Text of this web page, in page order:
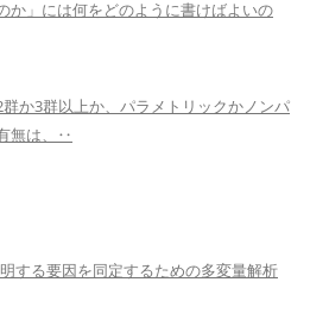
か」には何をどのように書けばよいの
か3群以上か、パラメトリックかノンパ
無は、‥
する要因を同定するための多変量解析